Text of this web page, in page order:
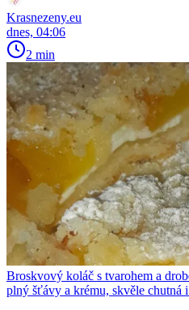
Krasnezeny.eu
dnes, 04:06
2 min
Broskvový koláč s tvarohem a
plný šťávy a krému, skvěle chutná